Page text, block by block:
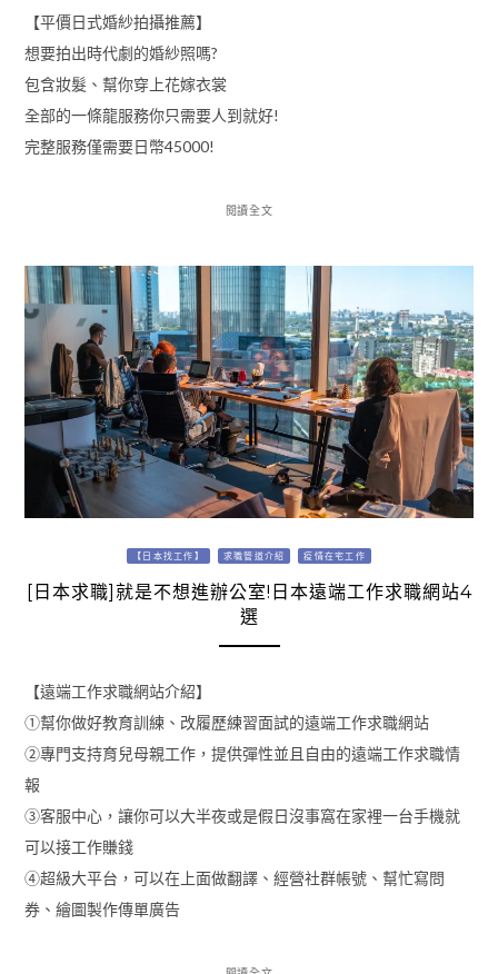
【平價日式婚紗拍攝推薦】
想要拍出時代劇的婚紗照嗎?
包含妝髮、幫你穿上花嫁衣裳
全部的一條龍服務你只需要人到就好!
完整服務僅需要日幣45000!
閱讀全文
【日本找工作】 求職管道介紹 疫情在宅工作
[日本求職]就是不想進辦公室!日本遠端工作求職網站4
選
【遠端工作求職網站介紹】
①幫你做好教育訓練、改履歷練習面試的遠端工作求職網站
②專門支持育兒母親工作，提供彈性並且自由的遠端工作求職情
報
③客服中心，讓你可以大半夜或是假日沒事窩在家裡一台手機就
可以接工作賺錢
④超級大平台，可以在上面做翻譯、經營社群帳號、幫忙寫問
券、繪圖製作傳單廣告